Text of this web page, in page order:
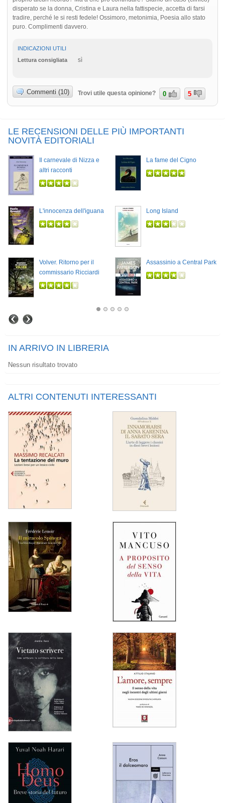
disperato se la donna, Cristina e Laura nella fattispecie, accetta di farsi
tradire, perché le si resti fedele! Ossimoro, metonimia, Poesia allo stato
puro. Complimenti davvero.
INDICAZIONI UTILI
Lettura consigliata
sì
Commenti (10) Trovi utile questa opinione? 0 5
LE RECENSIONI DELLE PIÙ IMPORTANTI
NOVITÀ EDITORIALI
Il carnevale di Nizza e
altri racconti
La fame del Cigno
L'innocenza dell'iguana Long Island
Volver. Ritorno per il
commissario Ricciardi
Assassinio a Central Park
IN ARRIVO IN LIBRERIA
Nessun risultato trovato
ALTRI CONTENUTI INTERESSANTI